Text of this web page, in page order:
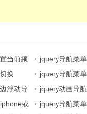
当前频
jquery导航菜
单子内容
换
jquery导航菜
单效果
浮动导
jquery动画导
示
或
jquery导航菜